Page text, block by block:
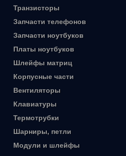
Транзисторы
Запчасти телефонов
Запчасти ноутбуков
Платы ноутбуков
Шлейфы матриц
Корпусные части
Вентиляторы
Клавиатуры
Термотрубки
Шарниры, петли
Модули и шлейфы